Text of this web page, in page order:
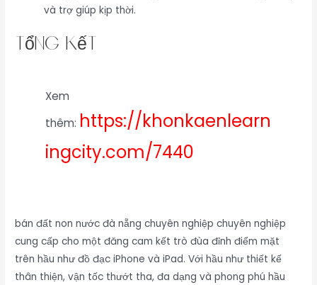
và trợ giúp kịp thời.
Tổng kết
Xem
thêm: https://khonkaenlearn
ingcity.com/7440
bán đất non nước đà nẵng chuyên nghiệp chuyên nghiệp
cung cấp cho một đăng cam kết trò đùa đỉnh điểm mặt
trên hầu như đồ đạc iPhone và iPad. Với hầu như thiết kế
thân thiện, vận tốc thướt tha, đa dạng và phong phú hầu